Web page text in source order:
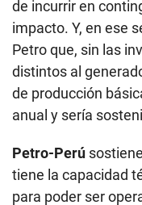
de incurrir en
impacto. Y, en ese
Petro que, sin las
distintos al
de producción
anual y sería
Petro-Perú
tiene la capacidad
para poder ser